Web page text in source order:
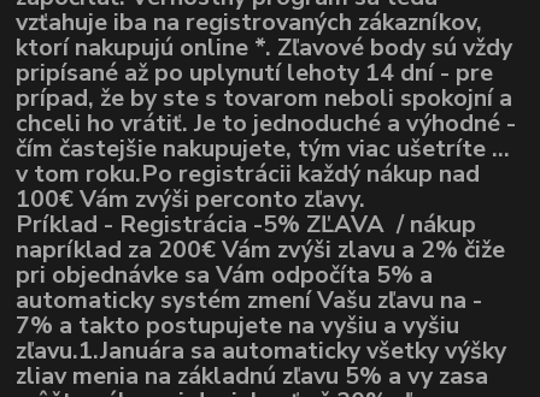
vzťahuje iba na registrovaných zákazníkov,
ktorí nakupujú online *. Zľavové body sú vždy
pripísané až po uplynutí lehoty 14 dní - pre
prípad, že by ste s tovarom neboli spokojní a
chceli ho vrátiť. Je to jednoduché a výhodné -
čím častejšie nakupujete, tým viac ušetríte ...
v tom roku.Po registrácii každý nákup nad
100€ Vám zvýši perconto zľavy.
Príklad - Registrácia -5% ZĽAVA / nákup
napríklad za 200€ Vám zvýši zlavu a 2% čiže
pri objednávke sa Vám odpočíta 5% a
automaticky systém zmení Vašu zľavu na -
7% a takto postupujete na vyšiu a vyšiu
zľavu.1.Januára sa automaticky všetky výšky
zliav menia na základnú zľavu 5% a vy zasa